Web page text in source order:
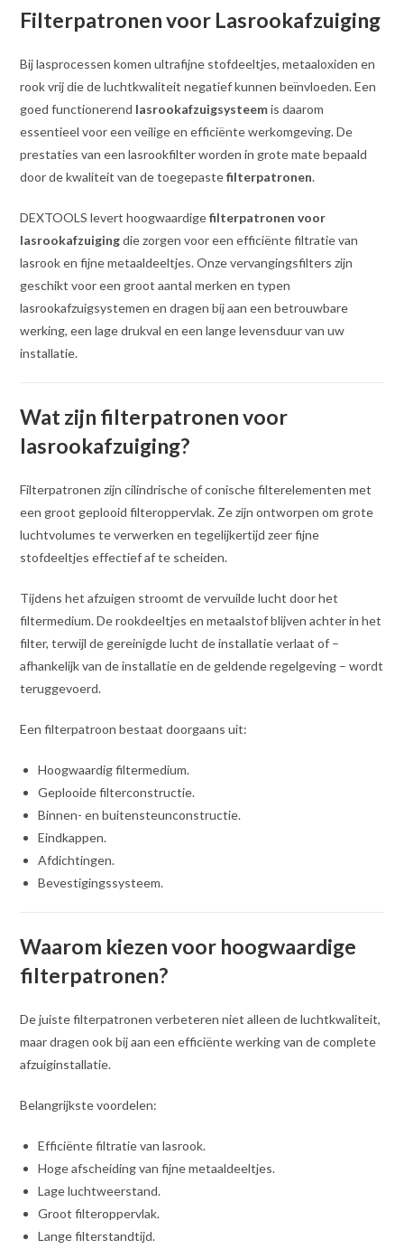
Filterpatronen voor Lasrookafzuiging
Bij lasprocessen komen ultrafijne stofdeeltjes, metaaloxiden en
rook vrij die de luchtkwaliteit negatief kunnen beïnvloeden. Een
goed functionerend lasrookafzuigsysteemis daarom
essentieel voor een veilige en efficiënte werkomgeving. De
prestaties van een lasrookfilter worden in grote mate bepaald
door de kwaliteit van de toegepastefilterpatronen.
DEXTOOLS levert hoogwaardigefilterpatronen voor
lasrookafzuigingdie zorgen voor een efficiënte filtratie van
lasrook en fijne metaaldeeltjes. Onze vervangingsfilters zijn
geschikt voor een groot aantal merken en typen
lasrookafzuigsystemen en dragen bij aan een betrouwbare
werking, een lage drukval en een lange levensduur van uw
installatie.
Wat zijn filterpatronen voor
lasrookafzuiging?
Filterpatronen zijn cilindrische of conische filterelementen met
een groot geplooid filteroppervlak. Ze zijn ontworpen om grote
luchtvolumes te verwerken en tegelijkertijd zeer fijne
stofdeeltjes effectief af te scheiden.
Tijdens het afzuigen stroomt de vervuilde lucht door het
filtermedium. De rookdeeltjes en metaalstof blijven achter in het
filter, terwijl de gereinigde lucht de installatie verlaat of –
afhankelijk van de installatie en de geldende regelgeving – wordt
teruggevoerd.
Een filterpatroon bestaat doorgaans uit:
Hoogwaardig filtermedium.
Geplooide filterconstructie.
Binnen- en buitensteunconstructie.
Eindkappen.
Afdichtingen.
Bevestigingssysteem.
Waarom kiezen voor hoogwaardige
filterpatronen?
De juiste filterpatronen verbeteren niet alleen de luchtkwaliteit,
maar dragen ook bij aan een efficiënte werking van de complete
afzuiginstallatie.
Belangrijkste voordelen:
Efficiënte filtratie van lasrook.
Hoge afscheiding van fijne metaaldeeltjes.
Lage luchtweerstand.
Groot filteroppervlak.
Lange filterstandtijd.